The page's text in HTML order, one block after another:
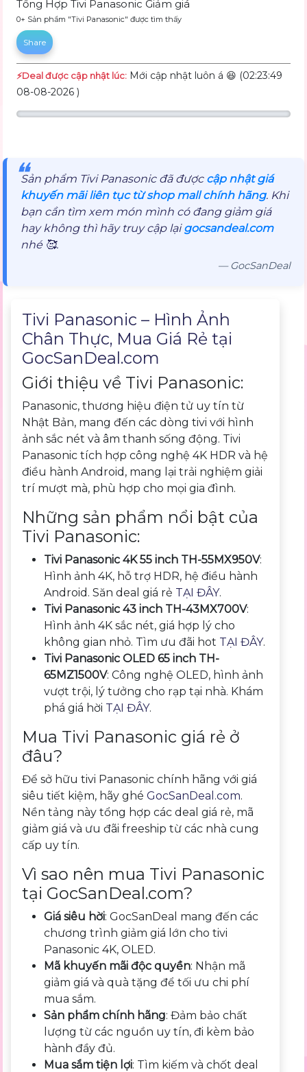
Tổng Hợp Tivi Panasonic Giảm giá
0+ Sản phẩm "Tivi Panasonic" được tìm thấy
Share
⚡️Deal được cập nhật lúc: Mới cập nhật luôn á 😆 (02:23:49
08-08-2026 )
❝
Sản phẩm Tivi Panasonic đã được cập nhật giá
khuyến mãi liên tục từ shop mall chính hãng. Khi
bạn cần tìm xem món mình có đang giảm giá
hay không thì hãy truy cập lạigocsandeal.com
nhé 🥰.
— GocSanDeal
Tivi Panasonic – Hình Ảnh
Chân Thực, Mua Giá Rẻ tại
GocSanDeal.com
Giới thiệu về Tivi Panasonic:
Panasonic, thương hiệu điện tử uy tín từ
Nhật Bản, mang đến các dòng tivi với hình
ảnh sắc nét và âm thanh sống động. Tivi
Panasonic tích hợp công nghệ 4K HDR và hệ
điều hành Android, mang lại trải nghiệm giải
trí mượt mà, phù hợp cho mọi gia đình.
Những sản phẩm nổi bật của
Tivi Panasonic:
Tivi Panasonic 4K 55 inch TH-55MX950V:
Hình ảnh 4K, hỗ trợ HDR, hệ điều hành
Android. Săn deal giá rẻ TẠI ĐÂY.
Tivi Panasonic 43 inch TH-43MX700V:
Hình ảnh 4K sắc nét, giá hợp lý cho
không gian nhỏ. Tìm ưu đãi hot TẠI ĐÂY.
Tivi Panasonic OLED 65 inch TH-
65MZ1500V: Công nghệ OLED, hình ảnh
vượt trội, lý tưởng cho rạp tại nhà. Khám
phá giá hời TẠI ĐÂY.
Mua Tivi Panasonic giá rẻ ở
đâu?
Để sở hữu tivi Panasonic chính hãng với giá
siêu tiết kiệm, hãy ghéGocSanDeal.com.
Nền tảng này tổng hợp các deal giá rẻ, mã
giảm giá và ưu đãi freeship từ các nhà cung
cấp uy tín.
Vì sao nên mua Tivi Panasonic
tại GocSanDeal.com?
Giá siêu hời: GocSanDeal mang đến các
chương trình giảm giá lớn cho tivi
Panasonic 4K, OLED.
Mã khuyến mãi độc quyền: Nhận mã
giảm giá và quà tặng để tối ưu chi phí
mua sắm.
Sản phẩm chính hãng: Đảm bảo chất
lượng từ các nguồn uy tín, đi kèm bảo
hành đầy đủ.
Mua sắm tiện lợi: Tìm kiếm và chốt deal